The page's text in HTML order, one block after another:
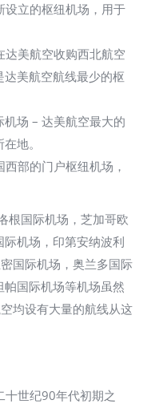
设立的枢纽机场，用于
美航空收购西北航空
美航空航线最少的枢
场 – 达美航空最大的
地。
部的门户枢纽机场，
根国际机场，芝加哥欧
机场，印第安纳波利
国际机场，奥兰多国际
国际机场等机场虽然
均设有大量的航线从这
十世纪90年代初期之